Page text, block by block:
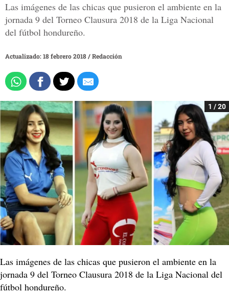
Las imágenes de las chicas que pusieron el ambiente en la
jornada 9 del Torneo Clausura 2018 de la Liga Nacional
del fútbol hondureño.
Actualizado: 18 febrero 2018/Redacción
1 / 20
Las imágenes de las chicas que pusieron el ambiente en la
jornada 9 del Torneo Clausura 2018 de la Liga Nacional del
fútbol hondureño.